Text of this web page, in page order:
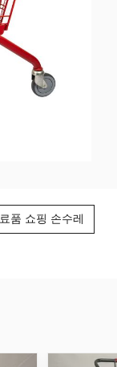
품 쇼핑 손수레